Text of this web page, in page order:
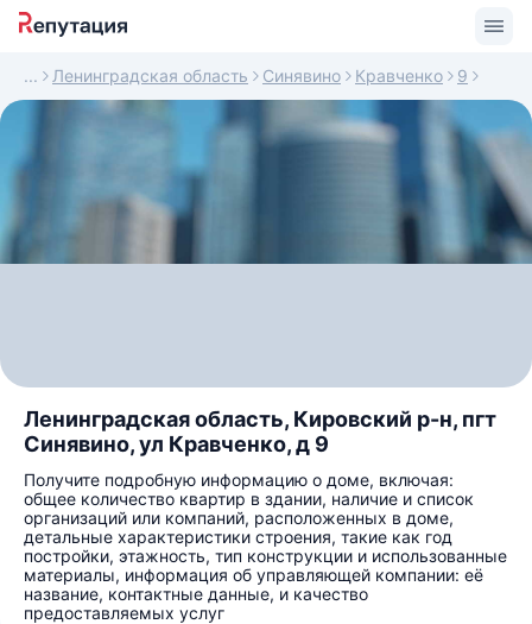
Ленинградская область Синявино Кравченко 9
Ленинградская область, Кировский р-н, пгт
Синявино, ул Кравченко, д 9
Получите подробную информацию о доме, включая:
общее количество квартир в здании, наличие и список
организаций или компаний, расположенных в доме,
детальные характеристики строения, такие как год
постройки, этажность, тип конструкции и использованные
материалы, информация об управляющей компании: её
название, контактные данные, и качество
предоставляемых услуг